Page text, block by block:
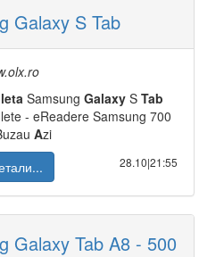
Galaxy S Tab
leta Samsung Galaxy S Tab
lete - eReadere Samsung 700
Azi
28.10|21:55
Galaxy Tab A8 - 500